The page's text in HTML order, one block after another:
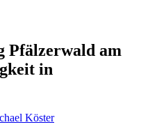
Pfälzerwald am
in
Köster